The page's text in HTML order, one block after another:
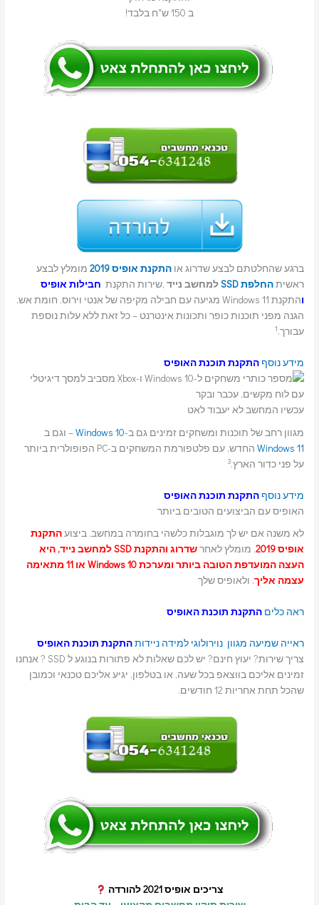
ב 150 ש"ח בלבד!
ברגע שהחלטתם לבצע שדרוג אוהתקנת אופיס 2019
מומלץ לבצע
ראשיתהחלפת SSD למחשב נייד ,שירות התקנת חבילות אופיס
ו
התקנת Windows 11 מגיעה עם חבילה מקיפה של אנטי וירוס, חומת אש,
הגנה מפני תוכנות כופר ותכונות אינטרנט – כל זאת ללא עלות נוספת
עבורך.1
מידע נוסףהתקנת תוכנת האופיס
עכשיו המחשב לא יעבוד לאט
מגוון רחב של תוכנות ומשחקים זמינים גם ב-Windows 10– וגם ב
Windows 11
החדש, עם פלטפורמת המשחקים ב-PC הפופולרית ביותר
על פני כדור הארץ.3
מידע נוסףהתקנת תוכנת האופיס
האופיס עם הביצועים הטובים ביותר
לא משנה אם יש לך מוגבלות כלשהי בחומרה במחשב, ביצועהתקנת
אופיס 2019
, מומלץ לאחר
שדרוג והתקנת SSD למחשב נייד, היא
העצה המועדפת הטובה ביותר ומערכת Windows 10 או 11 מתאימה
עצמה אליך. ולאופיס שלך
ראה כלים התקנת תוכנת האופיס
ראייה שמיעה מגוון נוירולוגי למידה ניידותהתקנת תוכנת האופיס
צריך שירות? יעוץ חינם? יש לכם שאלות לא פתורות בנוגע ל SSD ? אנחנו
זמינים אליכם בווצאפ בכל שעה, או בטלפון, יגיע אליכם טכנאי וכמובן
שהכל תחת אחריות 12 חודשים.
צריכים אופיס 2021 להורדה